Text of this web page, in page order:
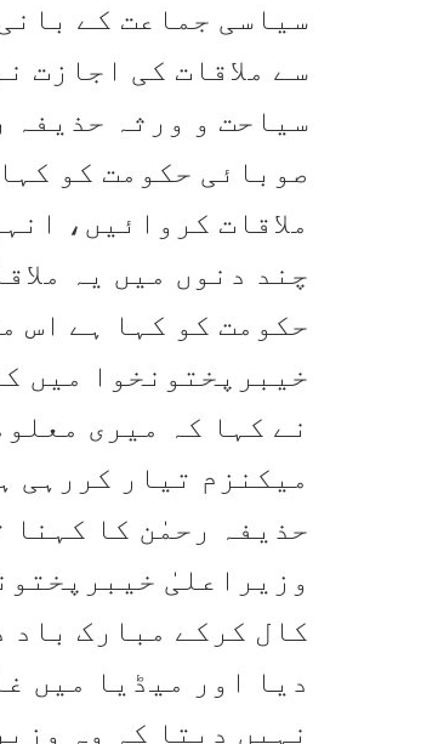
سیاسی جماعت کے
سے ملاقات کی اجازت
سیاحت و ورثہ حذیفہ
صوبائی حکومت کو
ملاقات کروائیں،
چند دنوں میں یہ
حکومت کو کہا ہے اس
خیبرپختونخوا میں
نے کہا کہ میری
میکنزم تیار کررہی
حذیفہ رحمٰن کا کہنا
وزیراعلیٰ
کال کرکے مبارک باد
دیا اور میڈیا میں
نہیں دیتا کہ وہ